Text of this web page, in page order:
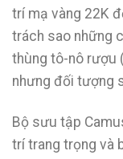
trí mạ vàng 22K
trách sao những
thùng tô-nô rượu
nhưng đối tượng
Bộ sưu tập
trí trang trọng và